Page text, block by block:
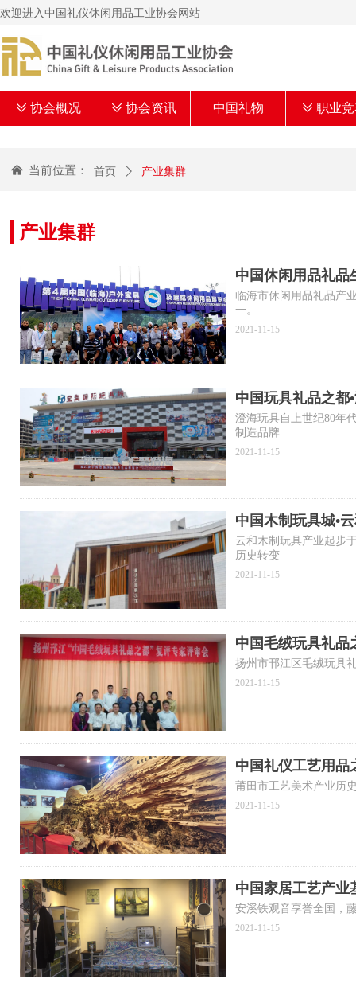
欢迎进入中国礼仪休闲用品工业协会网站
ꅂ 协会概况 ꅂ 协会资讯 中国礼物 ꅂ 职业
낀 当前位置： 首页 ꄲ 产业集群
产业集群
中国休闲用品礼品
临海市休闲用品礼品产
一。
2021-11-15
中国玩具礼品之都
澄海玩具自上世纪80年
制造品牌
2021-11-15
中国木制玩具城•
云和木制玩具产业起步
历史转变
2021-11-15
中国毛绒玩具礼品
扬州市邗江区毛绒玩具
2021-11-15
中国礼仪工艺用品
莆田市工艺美术产业历
2021-11-15
中国家居工艺产业
安溪铁观音享誉全国，
2021-11-15